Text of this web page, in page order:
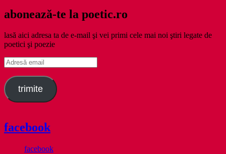
abonează-te la poetic.ro
lasă aici adresa ta de e-mail şi vei primi cele mai noi ştiri legate de
poetici şi poezie
Adresă
email
trimite
facebook
facebook